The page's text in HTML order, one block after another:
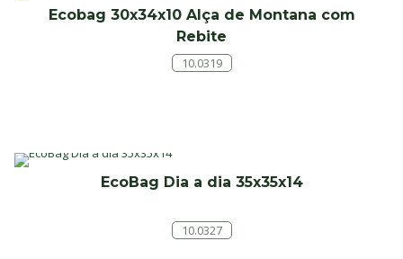
Ecobag 30x34x10 Alça de Montana com
Rebite
10.0319
EcoBag Dia a dia 35x35x14
10.0327